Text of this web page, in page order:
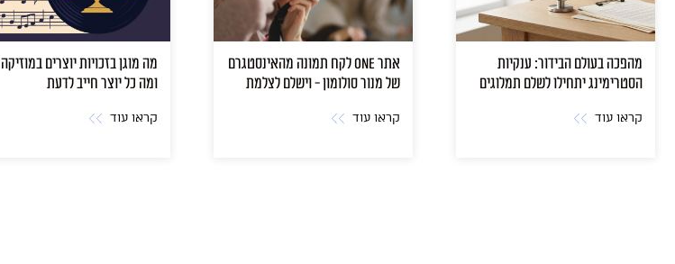
מהפכה בעולם הבידור: ענקיות
הסטרימינג יתחילו לשלם תמלוגים
קראו עוד
אתר ONE לקח תמונה מהאינסטגרם
של מנור סולומון - וישלם לצלמת
קראו עוד
מה מוגן בזכויות יוצרים במוזיקה
ומה כל יוצר חייב לדעת
קראו עוד